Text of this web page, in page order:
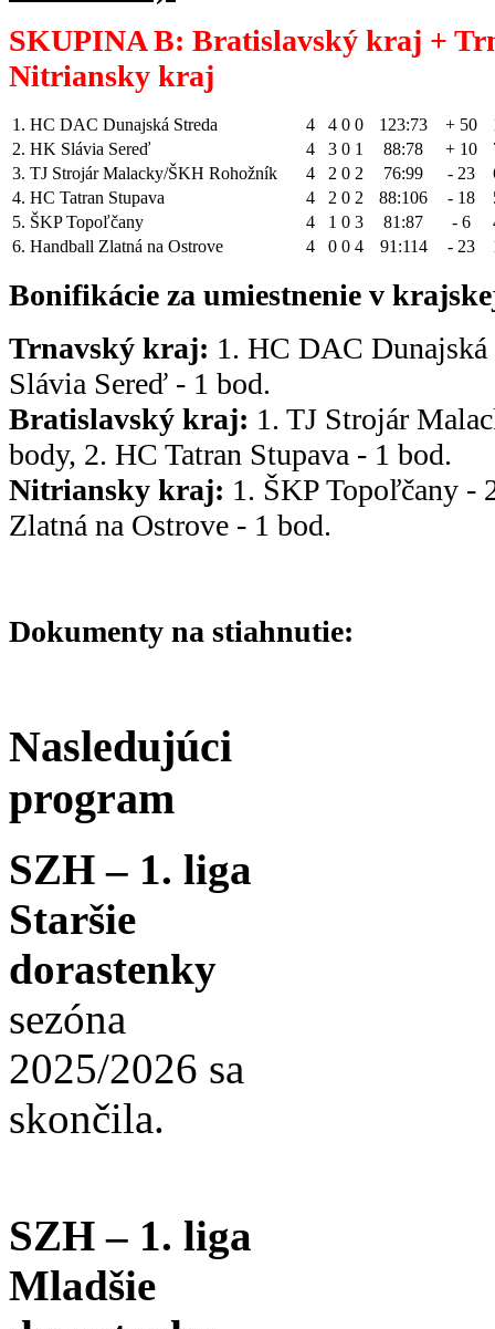
SKUPINA B: Bratislavský kraj +
Nitriansky kraj
1. HC DAC Dunajská Streda 4 4 0 0 123:73 + 50
2. HK Slávia Sereď 4 3 0 1 88:78 + 10
3. TJ Strojár Malacky/ŠKH Rohožník 4 2 0 2 76:99 - 23
4. HC Tatran Stupava 4 2 0 2 88:106 - 18
5. ŠKP Topoľčany 4 1 0 3 81:87 - 6
6. Handball Zlatná na Ostrove 4 0 0 4 91:114 - 23
Bonifikácie za umiestnenie v
Trnavský kraj: 1. HC DAC
Slávia Sereď - 1 bod.
Bratislavský kraj: 1. TJ Strojár
body, 2. HC Tatran Stupava - 1 bod.
Nitriansky kraj: 1. ŠKP Topoľčany -
Zlatná na Ostrove - 1 bod.
Dokumenty na stiahnutie:
Nasledujúci
program
SZH – 1. liga
Staršie
dorastenky
sezóna
2025/2026 sa
skončila.
SZH – 1. liga
Mladšie